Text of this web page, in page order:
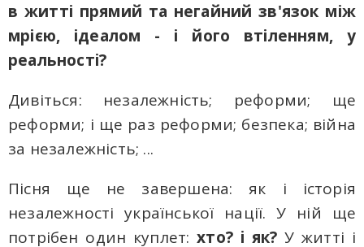
в житті прямий та негайний зв'язок між
мрією, ідеалом - і його втіленням, у
реальності?
Дивіться: незалежність; реформи; ще
реформи; і ще раз реформи; безпека; війна
за незалежність; ...
Пісня ще не завершена: як і історія
незалежності української нації. У ній ще
потрібен один куплет:хто? і як? У житті i